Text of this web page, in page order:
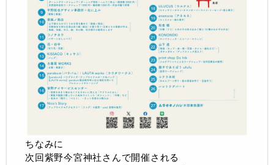
ちなみに
次回紫野今宮神社さんで開催される